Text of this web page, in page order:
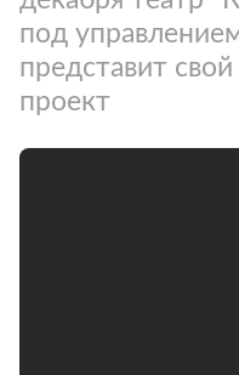
под
представит
проект